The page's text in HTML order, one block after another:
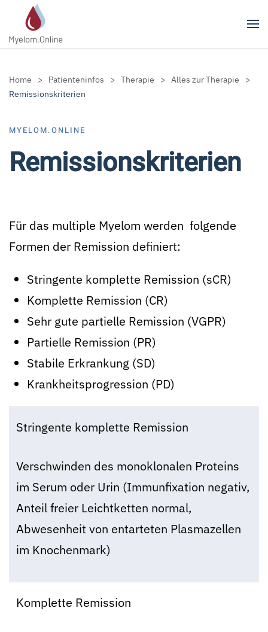
Zum Hauptinhalt springen
Home Patienteninfos Therapie
Alles zur Therapie
Remissionskriterien
MYELOM.ONLINE
Remissionskriterien
Für das multiple Myelom werden folgende
Formen der Remission definiert:
Stringente komplette Remission (sCR)
Komplette Remission (CR)
Sehr gute partielle Remission (VGPR)
Partielle Remission (PR)
Stabile Erkrankung (SD)
Krankheitsprogression (PD)
Stringente komplette Remission
Verschwinden des monoklonalen Proteins
im Serum oder Urin (Immunfixation negativ,
Anteil freier Leichtketten normal,
Abwesenheit von entarteten Plasmazellen
im Knochenmark)
Komplette Remission